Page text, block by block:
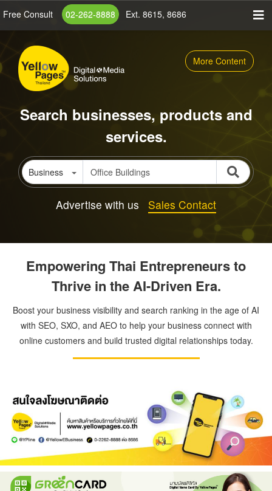
content
Free Consult 02-262-8888 Ext. 8615, 8686
More Content
Search businesses, products and
services.
Business
Advertise with us Sales Contact
Empowering Thai Entrepreneurs to
Thrive in the AI-Driven Era.
Boost your business visibility and search ranking in the age of AI
with SEO, SXO, and AEO to help your business connect with
online customers and build trusted digital relationships today.